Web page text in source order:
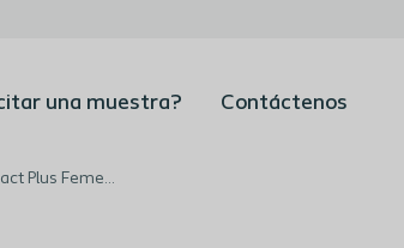
una muestra? Contáctenos
SpeediCath® Compact Plus Femenino